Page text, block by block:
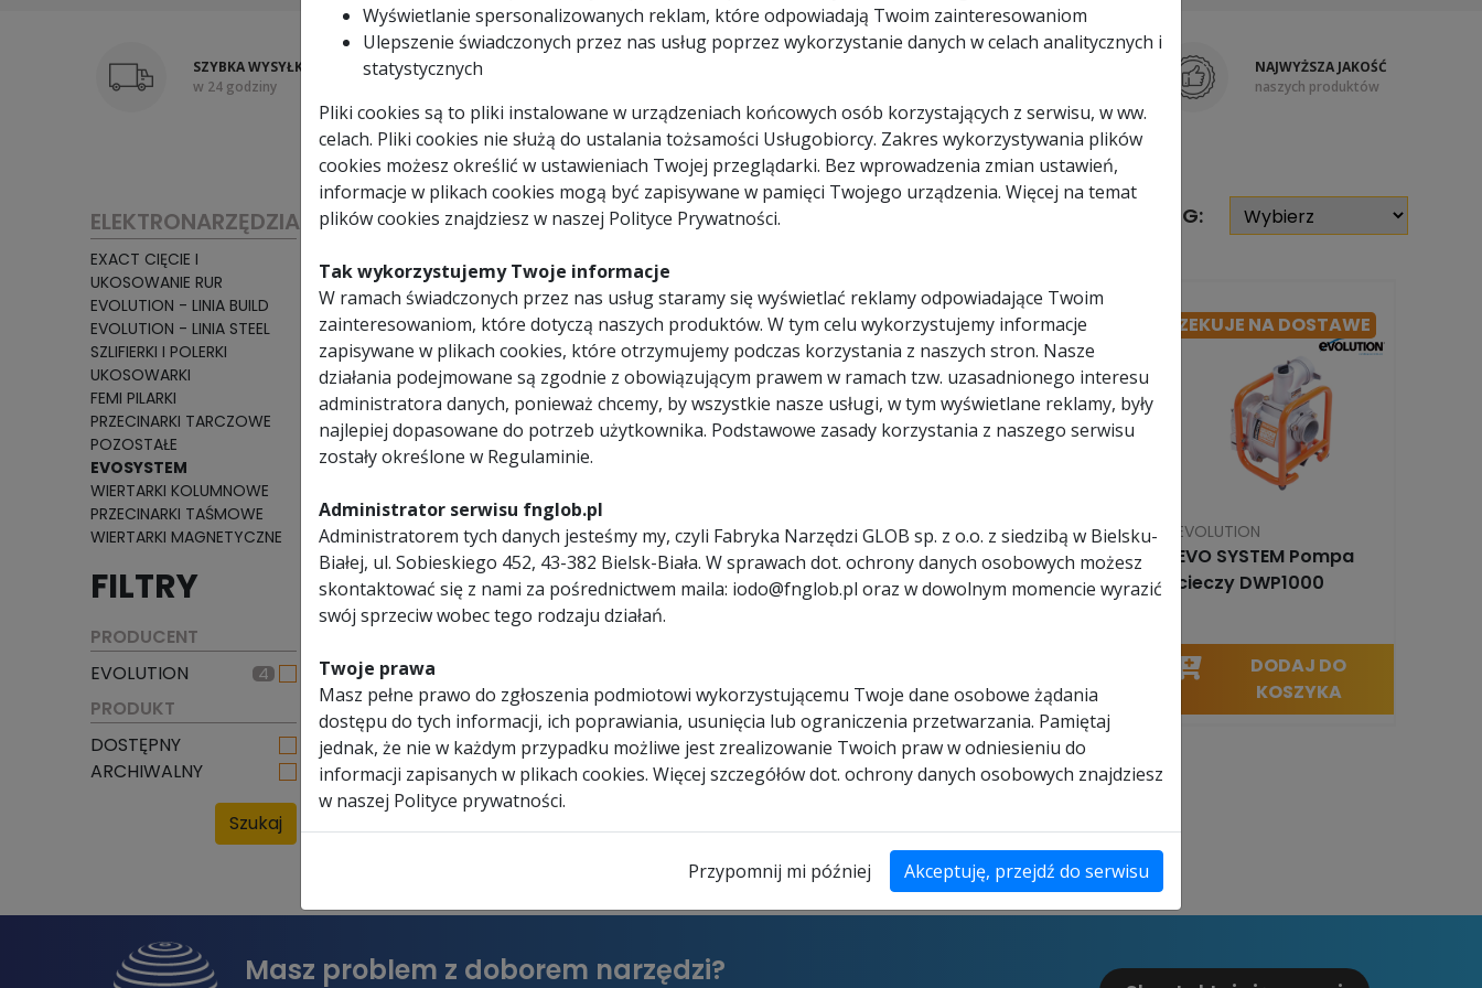
Wyświetlanie spersonalizowanych reklam, które odpowiadają Twoim zainteresowaniom
Ulepszenie świadczonych przez nas usług poprzez wykorzystanie danych w celach analitycznych i
statystycznych
Pliki cookies są to pliki instalowane w urządzeniach końcowych osób korzystających z serwisu, w ww.
celach. Pliki cookies nie służą do ustalania tożsamości Usługobiorcy. Zakres wykorzystywania plików
cookies możesz określić w ustawieniach Twojej przeglądarki. Bez wprowadzenia zmian ustawień,
informacje w plikach cookies mogą być zapisywane w pamięci Twojego urządzenia. Więcej na temat
plików cookies znajdziesz w naszej Polityce Prywatności.
Tak wykorzystujemy Twoje informacje
W ramach świadczonych przez nas usług staramy się wyświetlać reklamy odpowiadające Twoim
zainteresowaniom, które dotyczą naszych produktów. W tym celu wykorzystujemy informacje
zapisywane w plikach cookies, które otrzymujemy podczas korzystania z naszych stron. Nasze
działania podejmowane są zgodnie z obowiązującym prawem w ramach tzw. uzasadnionego interesu
administratora danych, ponieważ chcemy, by wszystkie nasze usługi, w tym wyświetlane reklamy, były
najlepiej dopasowane do potrzeb użytkownika. Podstawowe zasady korzystania z naszego serwisu
zostały określone w Regulaminie.
Administrator serwisu fnglob.pl
Administratorem tych danych jesteśmy my, czyli Fabryka Narzędzi GLOB sp. z o.o. z siedzibą w Bielsku-
Białej, ul. Sobieskiego 452, 43-382 Bielsk-Biała. W sprawach dot. ochrony danych osobowych możesz
skontaktować się z nami za pośrednictwem maila: iodo@fnglob.pl oraz w dowolnym momencie wyrazić
swój sprzeciw wobec tego rodzaju działań.
Twoje prawa
Masz pełne prawo do zgłoszenia podmiotowi wykorzystującemu Twoje dane osobowe żądania
dostępu do tych informacji, ich poprawiania, usunięcia lub ograniczenia przetwarzania. Pamiętaj
jednak, że nie w każdym przypadku możliwe jest zrealizowanie Twoich praw w odniesieniu do
informacji zapisanych w plikach cookies. Więcej szczegółów dot. ochrony danych osobowych znajdziesz
w naszej Polityce prywatności.
Przypomnij mi później Akceptuję, przejdź do serwisu
SZYBKA WYSYŁKA
w 24 godziny
PROFESJONALNA OBSŁUGA
NAJWYŻSZA JAKOŚĆ
naszych produktów
ELEKTRONARZĘDZIA
EXACT CIĘCIE I
UKOSOWANIE RUR
EVOLUTION - LINIA BUILD
EVOLUTION - LINIA STEEL
SZLIFIERKI I POLERKI
UKOSOWARKI
FEMI PILARKI
PRZECINARKI TARCZOWE
POZOSTAŁE
EVOSYSTEM
WIERTARKI KOLUMNOWE
PRZECINARKI TAŚMOWE
WIERTARKI MAGNETYCZNE
FILTRY
PRODUCENT
EVOLUTION
PRODUKT
DOSTĘPNY
ARCHIWALNY
Szukaj
SORTUJ WEDŁUG:
OCZEKUJE NA DOSTAWE
EVOLUTION
EVO SYSTEM Agregat
prądotwórczy GEN200
KOSZYKA
EVOLUTION
EVO SYSTEM Silnik
EVO200
KOSZYKA
OCZEKUJE NA DOSTAWE
EVOLUTION
EVO SYSTEM Myjka
ciśnieniowa PW3200
KOSZYKA
OCZEKUJE NA DOSTAWE
EVOLUTION
EVO SYSTEM Pompa
cieczy DWP1000
1634.30 PLNDODAJ DO
KOSZYKA
Masz problem z doborem narzędzi?